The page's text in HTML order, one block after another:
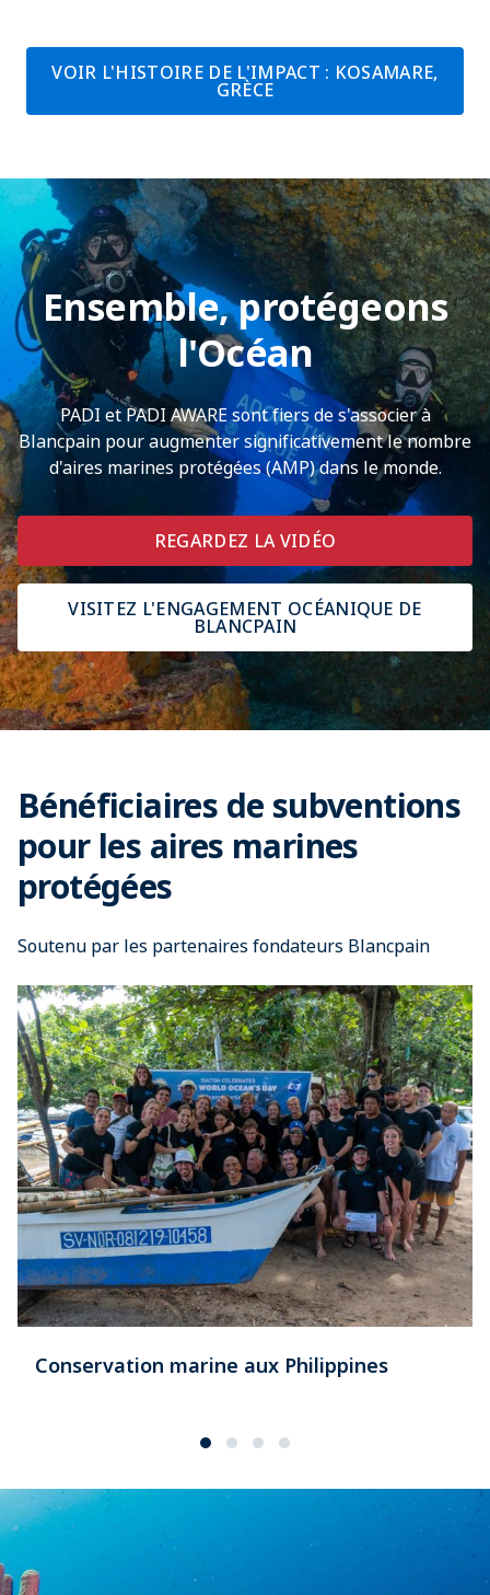
VOIR L'HISTOIRE DE L'IMPACT : KOSAMARE,
GRÈCE
Ensemble, protégeons
l'Océan
PADI et PADI AWARE sont fiers de s'associer à
Blancpain pour augmenter significativement le nombre
d'aires marines protégées (AMP) dans le monde.
REGARDEZ LA VIDÉO
VISITEZ L'ENGAGEMENT OCÉANIQUE DE
BLANCPAIN
Bénéficiaires de subventions
pour les aires marines
protégées
Soutenu par les partenaires fondateurs Blancpain
Conservation marine aux Philippines